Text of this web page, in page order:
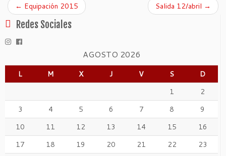
← Equipación 2015 Salida 12/abril →
Redes Sociales
AGOSTO 2026
L M X J V S
D
1
2
3
4 5 6 7 8
9
10
11 12 13 14 15
16
17
18 19 20 21 22
23